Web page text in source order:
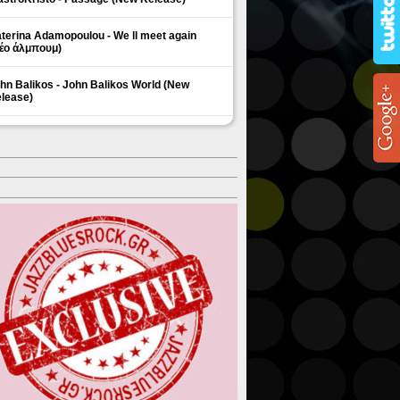
Adamopoulou - We ll meet again
άλμπουμ)
Balikos - John Balikos World (New